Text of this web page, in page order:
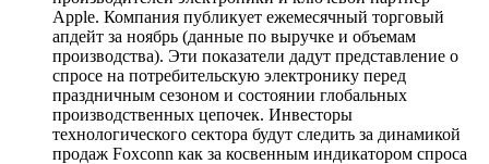
Apple. Компания публикует ежемесячный торговый
апдейт за ноябрь (данные по выручке и объемам
производства). Эти показатели дадут представление о
спросе на потребительскую электронику перед
праздничным сезоном и состоянии глобальных
производственных цепочек. Инвесторы
технологического сектора будут следить за динамикой
продаж Foxconn как за косвенным индикатором спроса